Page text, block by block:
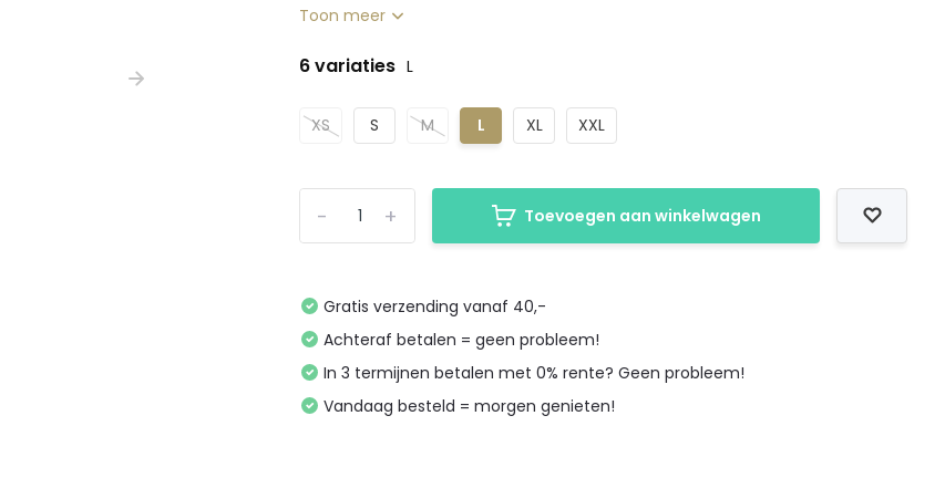
Toon meer
6 variaties L
XS S M L XL XXL
+
- Toevoegen aan winkelwagen
Gratis verzending vanaf 40,-
Achteraf betalen = geen probleem!
In 3 termijnen betalen met 0% rente? Geen probleem!
Vandaag besteld = morgen genieten!